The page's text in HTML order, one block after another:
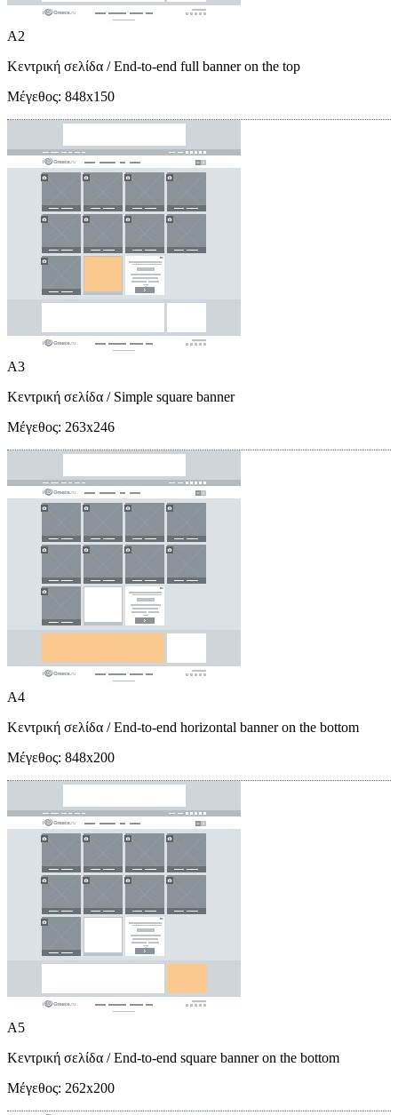
A2
Κεντρική σελίδα / End-to-end full banner on the top
Μέγεθος: 848x150
A3
Κεντρική σελίδα / Simple square banner
Μέγεθος: 263x246
A4
Κεντρική σελίδα / End-to-end horizontal banner on the bottom
Μέγεθος: 848x200
A5
Κεντρική σελίδα / End-to-end square banner on the bottom
Μέγεθος: 262x200